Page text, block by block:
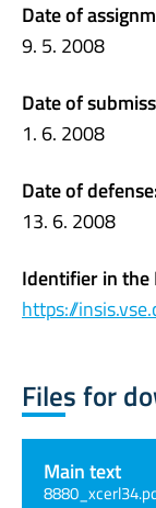
Date of
9. 5. 2008
Date of
1. 6. 2008
Date of
13. 6. 2008
Identifier in the
https://
Files for
Main text